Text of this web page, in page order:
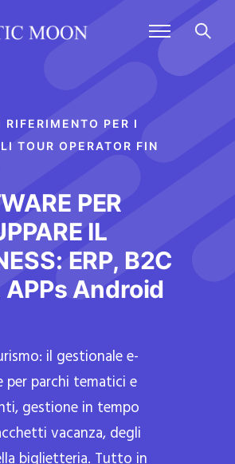
RIFERIMENTO PER I
TOUR OPERATOR FIN
PER
IL
ERP, B2C
APPs Android
il gestionale e-
per parchi tematici e
gestione in tempo
vacanza, degli
biglietteria. Tutto in